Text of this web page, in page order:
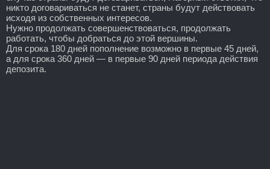
никто договариваться не станет, страны будут действовать
исходя из собственных интересов.
Нужно продолжать совершенствоваться, продолжать
работать, чтобы добраться до этой вершины.
Для срока 180 дней пополнение возможно в первые 45 дней,
а для срока 360 дней — в первые 90 дней периода действия
депозита.